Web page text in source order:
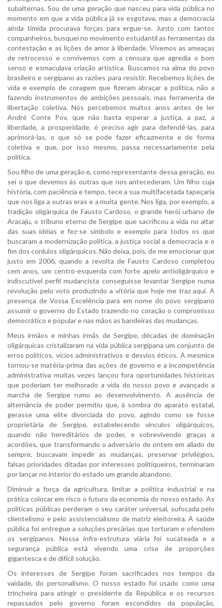
subalternas. Sou de uma geração que nasceu para vida pública no
momento em que a vida pública já se esgotava, mas a democracia
ainda tímida procurava forças para ergue-se. Junto com tantos
companheiros, busquei no movimento estudantil as ferramentas da
contestação e as lições de amor à liberdade. Vivemos as ameaças
de retrocesso e convivemos com a censura que agredia o bom
senso e esmaculava criação artística. Buscamos na alma do povo
brasileiro e sergipano as razões para resistir. Recebemos lições de
vida e exemplo de coragem que fizeram abraçar a política, não a
fazendo instrumentos de ambições pessoais, mas ferramenta de
libertação coletiva. Nós percebemos muitos anos antes de ler
André Conte Pov, que não basta esperar a justiça, a paz, a
liberdade, a prosperidade, é preciso agir para defendê-las, para
aprimorá-las, o que só se pode fazer eficazmente e de forma
coletiva e que, por isso mesmo, passa necessariamente pela
política.
Sou filho de uma geração e, como representante dessa geração, eu
sei o que devemos às outras que nos antecederam. Um filho cuja
história, com paciência e tempo, tece a sua multifacetada tapeçaria
que nos liga a outras eras e a muita gente. Nos liga, por exemplo, a
tradição oligárquica de Fausto Cardoso, o grande herói urbano de
Aracaju, o tribuno eterno de Sergipe que sacrificou a vida no altar
das suas idéias e fez-se símbolo e exemplo para todos os que
buscaram a modernização política, a justiça social a democracia e o
fim dos conluios oligárquicos. Não deixa, pois, de me emocionar que
justo em 2006, quando a revolta de Fausto Cardoso completou
cem anos, um centro-esquerda com forte apelo antioligárquico e
indiscutível perfil mudancista conseguisse levantar Sergipe numa
revolução pelo voto produzindo a vitória que hoje me traz aqui. A
presença de Vossa Excelência para em nome do povo sergipano
assumir o governo do Estado trazendo no coração o compromisso
democrático e popular e nas mãos as bandeiras das mudanças.
Meus irmãos e minhas irmãs de Sergipe, décadas de dominação
oligárquicas cristalizaram na vida pública sergipana um conjunto de
erros políticos, vícios administrativos e desvios éticos. A mesmice
tornou-se matéria-prima das ações de governo e a incompetência
administrativa muitas vezes lançou fora oportunidades históricas
que poderiam ter melhorado a vida do nosso povo e avançado a
marcha de Sergipe rumo ao desenvolvimento. A ausência de
alternância de poder permitiu que, à sombra do aparato estatal,
gerasse uma elite divorciada do povo, agindo como se fosse
proprietária de Sergipe, estabelecendo vínculos oligárquicos,
quando não hereditários de poder, e sobrevivendo graças a
acordões, que transformando o adversário de ontem em aliado de
sempre, buscavam impedir as mudanças, preservar privilégios,
falsas prioridades ditadas por interesses politiqueiros, terminaram
por lançar no interior do estado um grande abandono.
Diminuir a força da agricultura, limitar a política industrial e na
prática colocar em risco o futuro da economia do nosso estado. As
políticas públicas perderam o seu caráter universal, sufocada pelo
clientelismo e pelo assistencialismo de matriz eleitoreira. A saúde
pública foi entregue a soluções precárias que torturam e ofendem
os sergipanos. Nossa infra-estrutura viária foi sucateada e a
segurança pública está vivendo uma crise de proporções
gigantesca e de difícil solução.
Os interesses de Sergipe foram sacrificados nos tempos da
vaidade, do personalismo. O nosso estado foi usado como uma
trincheira para atingir o presidente da República e os recursos
repassados pelo governo foram escondidos da população,